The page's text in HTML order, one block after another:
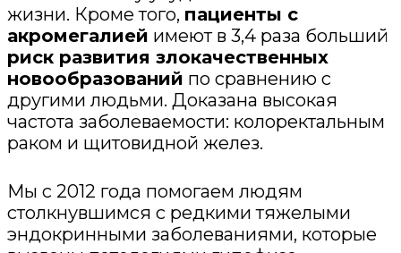
жизни. Кроме того, пациенты с
акромегалией имеют в 3,4 раза больший
риск развития злокачественных
новообразований по сравнению с
другими людьми. Доказана высокая
частота заболеваемости: колоректальным
раком и щитовидной желез.
Мы с 2012 года помогаем людям
столкнувшимся с редкими тяжелыми
эндокринными заболеваниями, которые